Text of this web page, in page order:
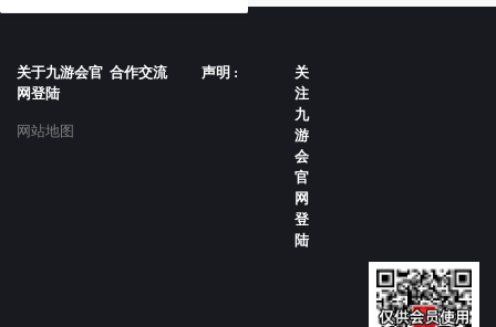
关于九游会官
网登陆
网站地图
合作交流 声明 :
关
注
九
游
会
官
网
登
陆